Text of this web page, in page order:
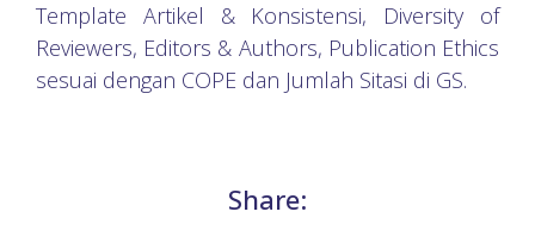
Template Artikel & Konsistensi, Diversity of
Reviewers, Editors & Authors, Publication Ethics
sesuai dengan COPE dan Jumlah Sitasi di GS.
Share: